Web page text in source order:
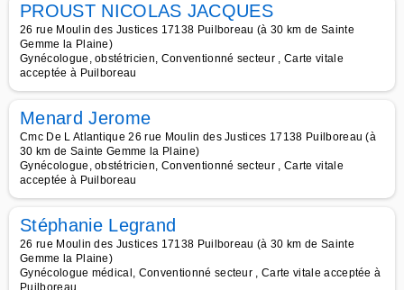
PROUST NICOLAS JACQUES
26 rue Moulin des Justices 17138 Puilboreau (à 30 km de Sainte
Gemme la Plaine)
Gynécologue, obstétricien, Conventionné secteur , Carte vitale
acceptée à Puilboreau
Menard Jerome
Cmc De L Atlantique 26 rue Moulin des Justices 17138 Puilboreau (à
30 km de Sainte Gemme la Plaine)
Gynécologue, obstétricien, Conventionné secteur , Carte vitale
acceptée à Puilboreau
Stéphanie Legrand
26 rue Moulin des Justices 17138 Puilboreau (à 30 km de Sainte
Gemme la Plaine)
Gynécologue médical, Conventionné secteur , Carte vitale acceptée à
Puilboreau